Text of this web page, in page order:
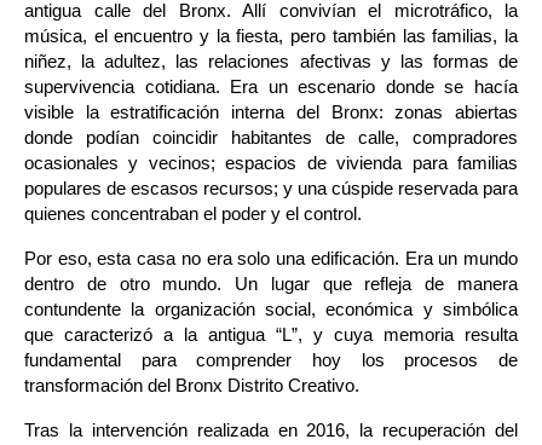
antigua calle del Bronx. Allí convivían el microtráfico, la
música, el encuentro y la fiesta, pero también las familias, la
niñez, la adultez, las relaciones afectivas y las formas de
supervivencia cotidiana. Era un escenario donde se hacía
visible la estratificación interna del Bronx: zonas abiertas
donde podían coincidir habitantes de calle, compradores
ocasionales y vecinos; espacios de vivienda para familias
populares de escasos recursos; y una cúspide reservada para
quienes concentraban el poder y el control.
Por eso, esta casa no era solo una edificación. Era un mundo
dentro de otro mundo. Un lugar que refleja de manera
contundente la organización social, económica y simbólica
que caracterizó a la antigua “L”, y cuya memoria resulta
fundamental para comprender hoy los procesos de
transformación del Bronx Distrito Creativo.
Tras la intervención realizada en 2016, la recuperación del